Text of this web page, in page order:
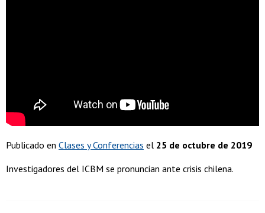
Publicado en Clases y Conferencias el 25 de octubre de 2019
Investigadores del ICBM se pronuncian ante crisis chilena.